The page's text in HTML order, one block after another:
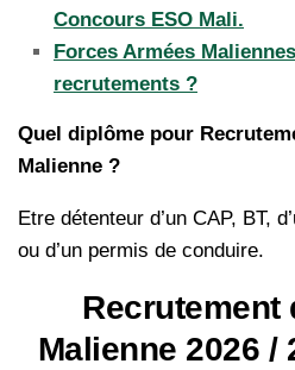
Concours ESO Mali.
Forces Armées
recrutements ?
Quel diplôme pour
Malienne ?
Etre détenteur d’un CAP, BT,
ou d’un permis de conduire.
Recrutement
Malienne 2026 /